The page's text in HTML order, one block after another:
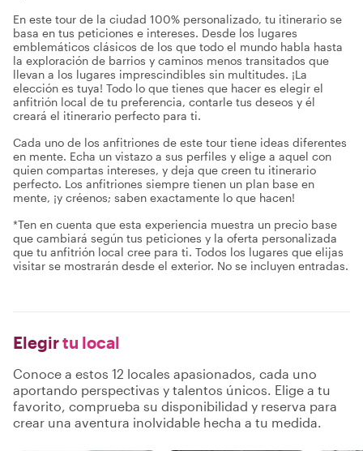
En este tour de la ciudad 100% personalizado, tu itinerario se
basa en tus peticiones e intereses. Desde los lugares
emblemáticos clásicos de los que todo el mundo habla hasta
la exploración de barrios y caminos menos transitados que
llevan a los lugares imprescindibles sin multitudes. ¡La
elección es tuya! Todo lo que tienes que hacer es elegir el
anfitrión local de tu preferencia, contarle tus deseos y él
creará el itinerario perfecto para ti.
Cada uno de los anfitriones de este tour tiene ideas diferentes
en mente. Echa un vistazo a sus perfiles y elige a aquel con
quien compartas intereses, y deja que creen tu itinerario
perfecto. Los anfitriones siempre tienen un plan base en
mente, ¡y créenos; saben exactamente lo que hacen!
*Ten en cuenta que esta experiencia muestra un precio base
que cambiará según tus peticiones y la oferta personalizada
que tu anfitrión local cree para ti. Todos los lugares que elijas
visitar se mostrarán desde el exterior. No se incluyen entradas.
Elegirtu local
Conoce a estos 12 locales apasionados, cada uno
aportando perspectivas y talentos únicos. Elige a tu
favorito, comprueba su disponibilidad y reserva para
crear una aventura inolvidable hecha a tu medida.